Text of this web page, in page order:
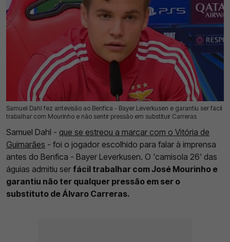
Samuel Dahl fez antevisão ao Benfica - Bayer Leverkusen e garantiu ser fácil
trabalhar com Mourinho e não sentir pressão em substituir Carreras
04 Nov 2025 | 14:09 | 0
Samuel Dahl - que se estreou a marcar com o Vitória de
Guimarães - foi o jogador escolhido para falar à imprensa
antes do Benfica - Bayer Leverkusen. O 'camisola 26' das
águias admitiu ser fácil trabalhar com José Mourinho e
garantiu não ter qualquer pressão em ser o
substituto de Álvaro Carreras.